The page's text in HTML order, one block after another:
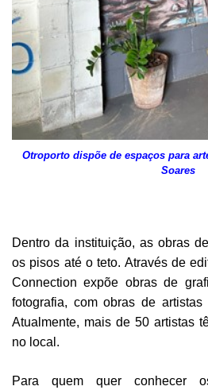
Otroporto dispõe de espaços para
Soares
Dentro da instituição, as obras
os pisos até o teto. Através de
Connection expõe obras de
fotografia, com obras de
Atualmente, mais de 50 artistas
no local.
Para quem quer conhecer